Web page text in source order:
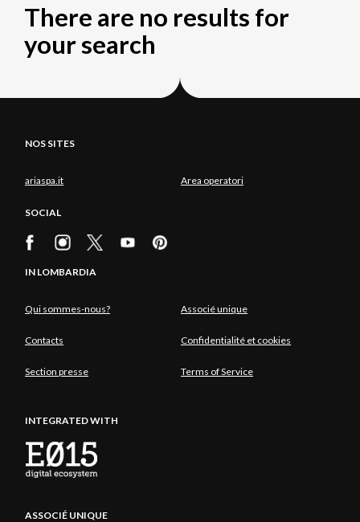
There are no results for
your search
NOS SITES
ariaspa.it Area operatori
SOCIAL
IN LOMBARDIA
Qui sommes-nous? Associé unique
Contacts Confidentialité et cookies
Section presse Terms of Service
INTEGRATED WITH
ASSOCIÉ UNIQUE